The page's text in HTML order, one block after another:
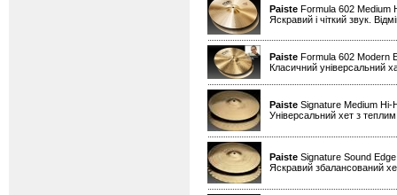
Paiste Formula 602 Medium
Яскравий і чіткий звук.
Paiste Formula 602 Modern
Класичний універсальний
Paiste Signature Medium Hi-
Універсальний хет з
Paiste Signature Sound
Яскравий збалансований